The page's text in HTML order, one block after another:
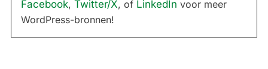
Facebook, Twitter/X, of LinkedIn voor meer
WordPress-bronnen!